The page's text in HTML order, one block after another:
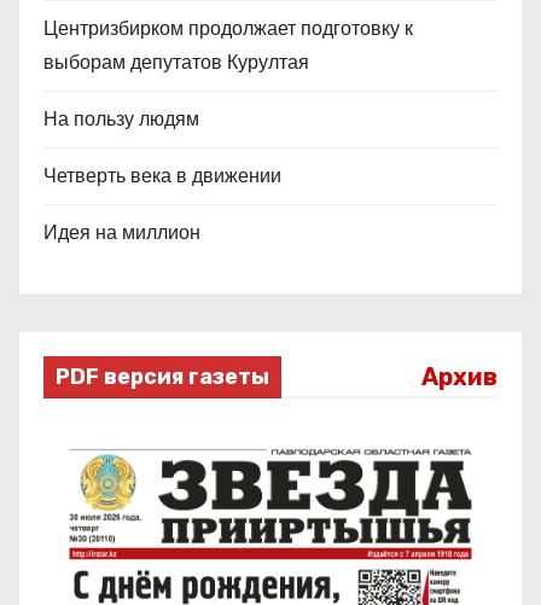
Центризбирком продолжает подготовку к
выборам депутатов Курултая
На пользу людям
Четверть века в движении
Идея на миллион
PDF версия газеты Архив